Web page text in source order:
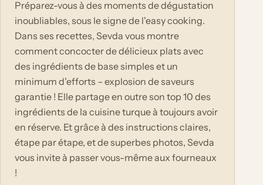
Préparez-vous à des moments de dégustation
inoubliables, sous le signe de l'easy cooking.
Dans ses recettes, Sevda vous montre
comment concocter de délicieux plats avec
des ingrédients de base simples et un
minimum d'efforts – explosion de saveurs
garantie ! Elle partage en outre son top 10 des
ingrédients de la cuisine turque à toujours avoir
en réserve. Et grâce à des instructions claires,
étape par étape, et de superbes photos, Sevda
vous invite à passer vous-même aux fourneaux
!